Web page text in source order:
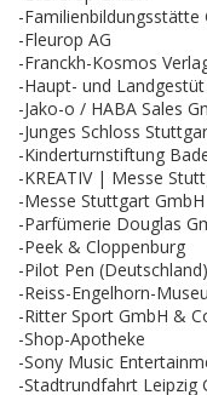
-Familienbildungsstätte
-Fleurop AG
-Franckh-Kosmos
-Haupt- und
-Jako-o / HABA Sales
-Junges Schloss
-Kinderturnstiftung
-KREATIV | Messe
-Messe Stuttgart GmbH
-Parfümerie Douglas
-Peek & Cloppenburg
-Pilot Pen
-Reiss-Engelhorn-
-Ritter Sport GmbH &
-Shop-Apotheke
-Sony Music
-Stadtrundfahrt Leipzig